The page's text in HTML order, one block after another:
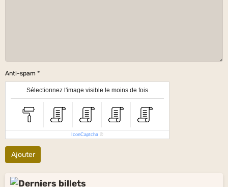
Anti-spam
Sélectionnez l'image visible le moins de fois
IconCaptcha ©
Ajouter